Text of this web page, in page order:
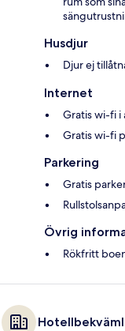
Husdjur
Djur ej
Internet
Gratis wi-fi i
Gratis wi-fi
Parkering
Gratis
Övrig
Rökfritt